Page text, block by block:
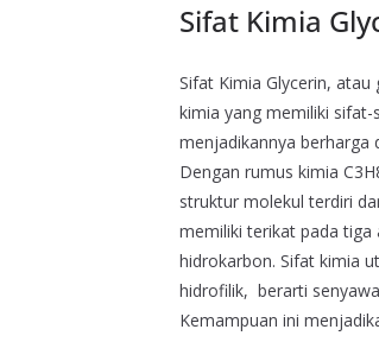
Sifat Kimia
Sifat Kimia Glycerin, atau
kimia yang memiliki sifat-
menjadikannya berharga
Dengan rumus kimia
struktur molekul terdiri
memiliki terikat pada
hidrokarbon. Sifat kimia
hidrofilik, berarti
Kemampuan ini